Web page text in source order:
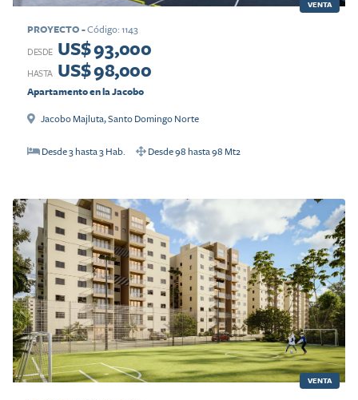
VENTA
PROYECTO -Código: 1143
DESDE US$ 93,000
HASTA US$ 98,000
Apartamento en la Jacobo
Jacobo Majluta,Santo Domingo Norte
Desde3 hasta3 Hab. Desde98 hasta98 Mt2
VENTA